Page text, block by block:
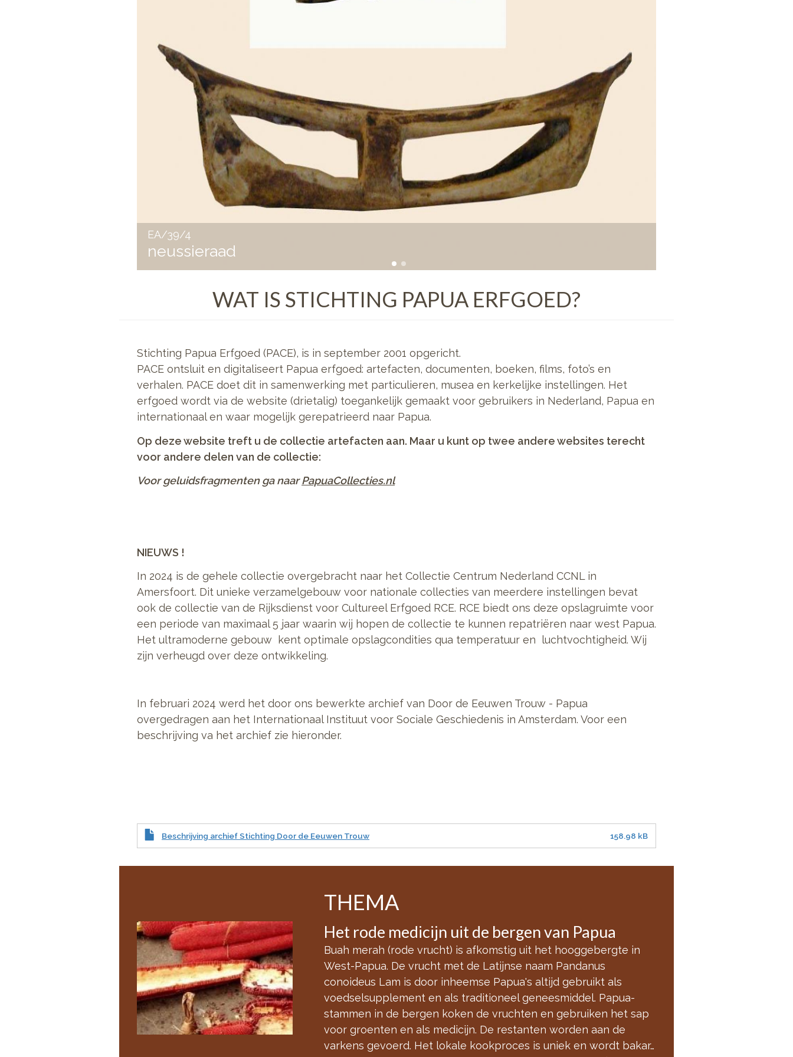
EA/14/21
kalkhouder met spatel
WAT IS STICHTING PAPUA ERFGOED?
Stichting Papua Erfgoed (PACE), is in september 2001 opgericht.
PACE ontsluit en digitaliseert Papua erfgoed: artefacten, documenten, boeken, films, foto’s en
verhalen. PACE doet dit in samenwerking met particulieren, musea en kerkelijke instellingen. Het
erfgoed wordt via de website (drietalig) toegankelijk gemaakt voor gebruikers in Nederland, Papua en
internationaal en waar mogelijk gerepatrieerd naar Papua.
Op deze website treft u de collectie artefacten aan. Maar u kunt op twee andere websites terecht
voor andere delen van de collectie:
Voor geluidsfragmenten ga naarPapuaCollecties.nl
NIEUWS !
In 2024 is de gehele collectie overgebracht naar het Collectie Centrum Nederland CCNL in
Amersfoort. Dit unieke verzamelgebouw voor nationale collecties van meerdere instellingen bevat
ook de collectie van de Rijksdienst voor Cultureel Erfgoed RCE. RCE biedt ons deze opslagruimte voor
een periode van maximaal 5 jaar waarin wij hopen de collectie te kunnen repatriëren naar west Papua.
Het ultramoderne gebouw kent optimale opslagcondities qua temperatuur en luchtvochtigheid. Wij
zijn verheugd over deze ontwikkeling.
In februari 2024 werd het door ons bewerkte archief van Door de Eeuwen Trouw - Papua
overgedragen aan het Internationaal Instituut voor Sociale Geschiedenis in Amsterdam. Voor een
beschrijving va het archief zie hieronder.
Beschrijving archief Stichting Door de Eeuwen Trouw 158.98 kB
THEMA
Het rode medicijn uit de bergen van Papua
Buah merah (rode vrucht) is afkomstig uit het hooggebergte in
West-Papua. De vrucht met de Latijnse naam Pandanus
conoideus Lam is door inheemse Papua's altijd gebruikt als
voedselsupplement en als traditioneel geneesmiddel. Papua-
stammen in de bergen koken de vruchten en gebruiken het sap
voor groenten en als medicijn. De restanten worden aan de
varkens gevoerd. Het lokale kookproces is uniek en wordt bakar…